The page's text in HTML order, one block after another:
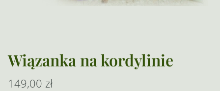
Wiązanka na kordylinie
149,00 zł